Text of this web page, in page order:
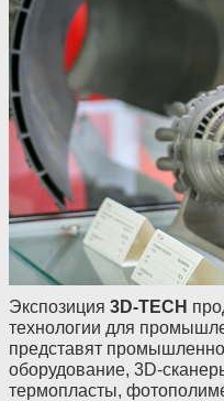
Экспозиция 3D-TECH
технологии для
представят
оборудование, 3D-
термопласты,